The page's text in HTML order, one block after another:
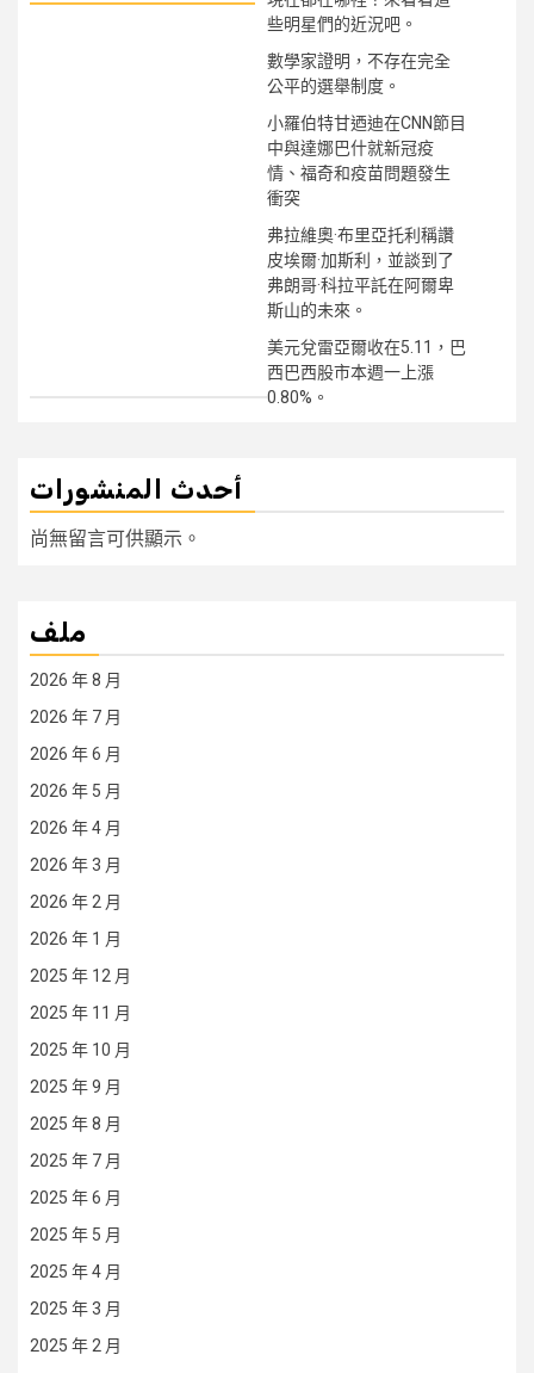
些明星們的近況吧。
數學家證明，不存在完全
公平的選舉制度。
小羅伯特甘迺迪在CNN節目
中與達娜巴什就新冠疫
情、福奇和疫苗問題發生
衝突
弗拉維奧·布里亞托利稱讚
皮埃爾·加斯利，並談到了
弗朗哥·科拉平託在阿爾卑
斯山的未來。
美元兌雷亞爾收在5.11，巴
西巴西股市本週一上漲
0.80%。
أحدث المنشورات
尚無留言可供顯示。
ملف
2026 年 8 月
2026 年 7 月
2026 年 6 月
2026 年 5 月
2026 年 4 月
2026 年 3 月
2026 年 2 月
2026 年 1 月
2025 年 12 月
2025 年 11 月
2025 年 10 月
2025 年 9 月
2025 年 8 月
2025 年 7 月
2025 年 6 月
2025 年 5 月
2025 年 4 月
2025 年 3 月
2025 年 2 月